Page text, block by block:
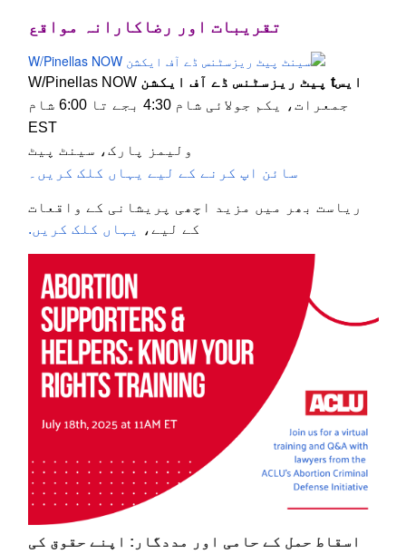
تقریبات اور رضاکارانہ مواقع
ایسt پیٹ ریزسٹنس ڈے آف ایکشن
W/Pinellas NOW
جمعرات، یکم جولائی شام 4:30 بجے تا 6:00 شام
EST
ولیمز پارک، سینٹ پیٹ
سائن اپ کرنے کے لیے یہاں کلک کریں۔
ریاست بھر میں مزید اچھی پریشانی کے واقعات
کے لیے،
یہاں کلک کریں.
اسقاط حمل کے حامی اور مددگار: اپنے حقوق کی